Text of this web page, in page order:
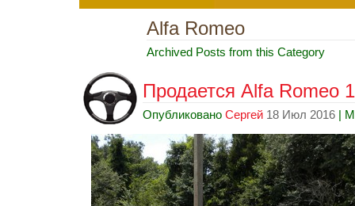
Alfa Romeo
Archived Posts from this Category
Продается Alfa Romeo
Опубликовано Сергей 18 Июл 2016 |